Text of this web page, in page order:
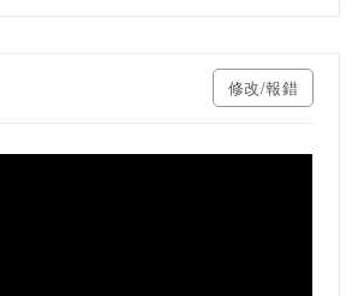
修改/報錯